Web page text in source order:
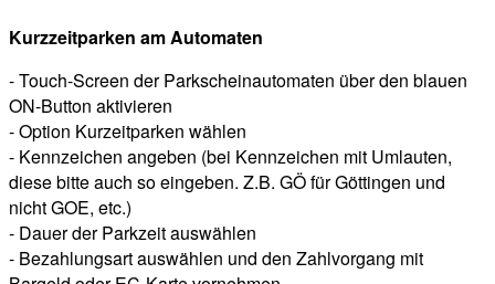
Kurzzeitparken am Automaten
- Touch-Screen der Parkscheinautomaten über den blauen
ON-Button aktivieren
- Option Kurzeitparken wählen
- Kennzeichen angeben (bei Kennzeichen mit Umlauten,
diese bitte auch so eingeben. Z.B. GÖ für Göttingen und
nicht GOE, etc.)
- Dauer der Parkzeit auswählen
- Bezahlungsart auswählen und den Zahlvorgang mit